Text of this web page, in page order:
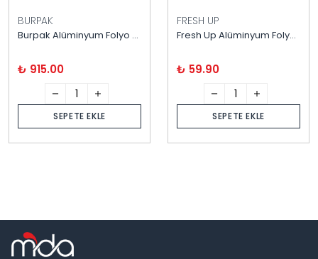
BURPAK
Burpak Alüminyum Folyo 30 cm X 2,5 kg
₺ 915.00
SEPETE EKLE
FRESH UP
Fresh Up Alüminyum Folyo 10 Metre
₺ 59.90
SEPETE EKLE